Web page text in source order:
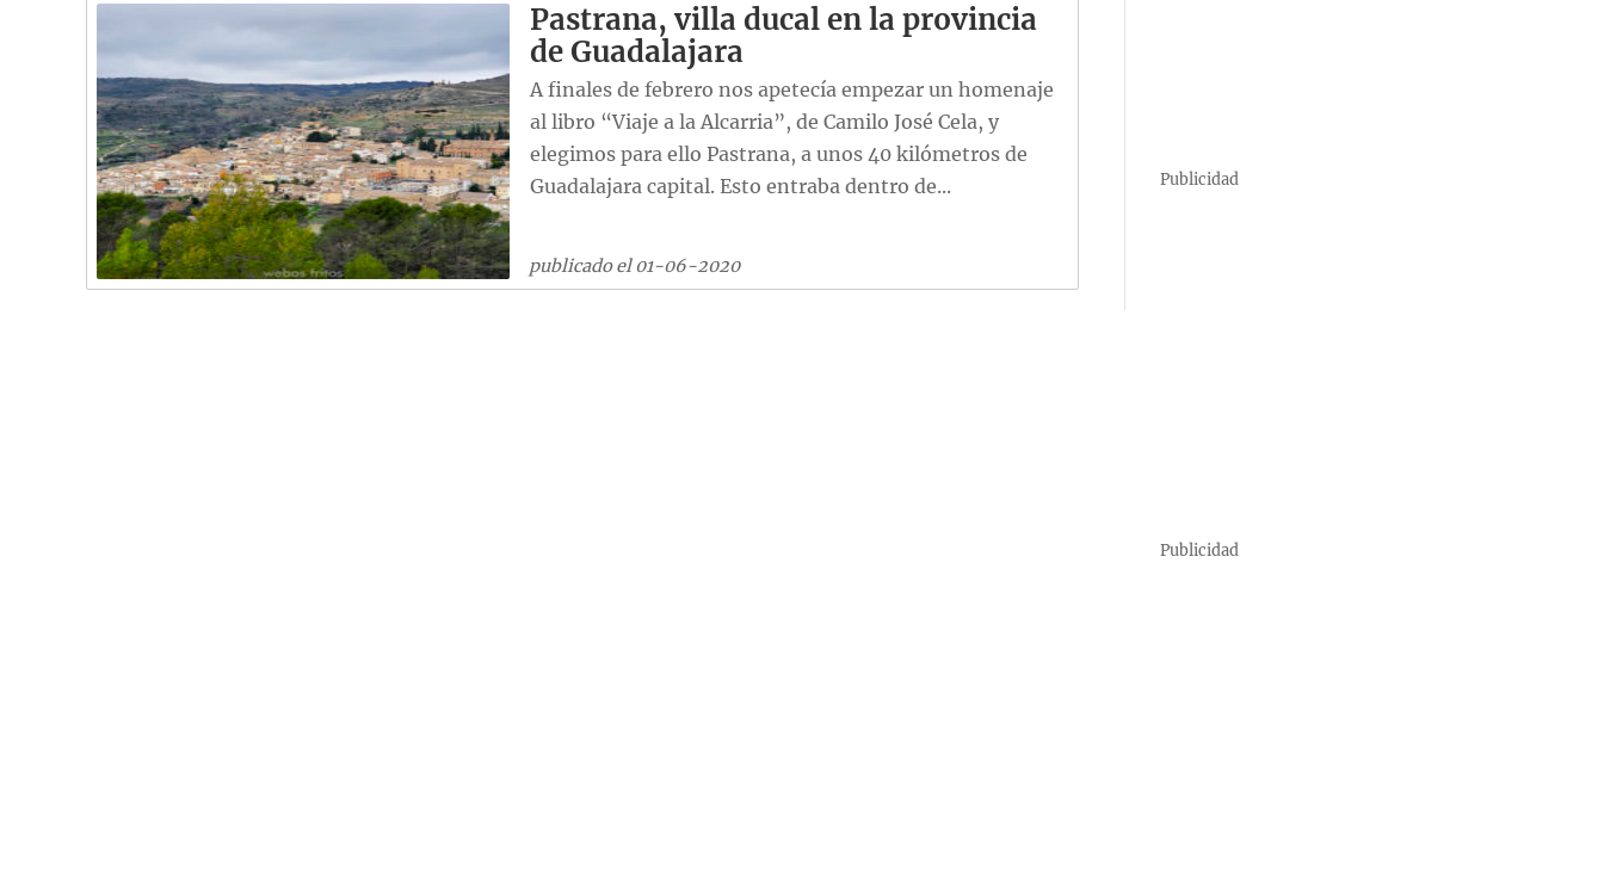
Pastrana, villa ducal en la provincia
de Guadalajara
A finales de febrero nos apetecía empezar un homenaje
al libro “Viaje a la Alcarria”, de Camilo José Cela, y
elegimos para ello Pastrana, a unos 40 kilómetros de
Guadalajara capital. Esto entraba dentro de...
publicado el 01-06-2020
Publicidad
Publicidad